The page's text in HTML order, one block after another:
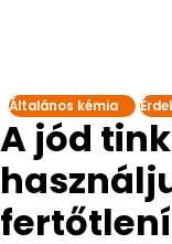
Általános kémia
A jód